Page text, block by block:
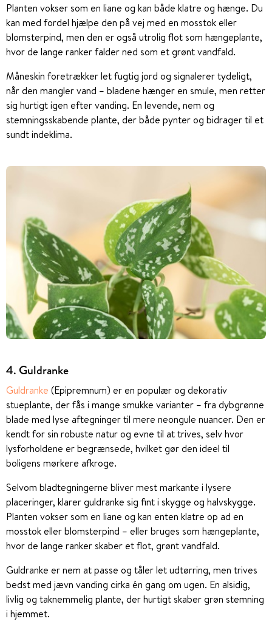
Planten vokser som en liane og kan både klatre og hænge. Du
kan med fordel hjælpe den på vej med en mosstok eller
blomsterpind, men den er også utrolig flot som hængeplante,
hvor de lange ranker falder ned som et grønt vandfald.
Måneskin foretrækker let fugtig jord og signalerer tydeligt,
når den mangler vand – bladene hænger en smule, men retter
sig hurtigt igen efter vanding. En levende, nem og
stemningsskabende plante, der både pynter og bidrager til et
sundt indeklima.
4. Guldranke
Guldranke (Epipremnum) er en populær og dekorativ
stueplante, der fås i mange smukke varianter – fra dybgrønne
blade med lyse aftegninger til mere neongule nuancer. Den er
kendt for sin robuste natur og evne til at trives, selv hvor
lysforholdene er begrænsede, hvilket gør den ideel til
boligens mørkere afkroge.
Selvom bladtegningerne bliver mest markante i lysere
placeringer, klarer guldranke sig fint i skygge og halvskygge.
Planten vokser som en liane og kan enten klatre op ad en
mosstok eller blomsterpind – eller bruges som hængeplante,
hvor de lange ranker skaber et flot, grønt vandfald.
Guldranke er nem at passe og tåler let udtørring, men trives
bedst med jævn vanding cirka én gang om ugen. En alsidig,
livlig og taknemmelig plante, der hurtigt skaber grøn stemning
i hjemmet.